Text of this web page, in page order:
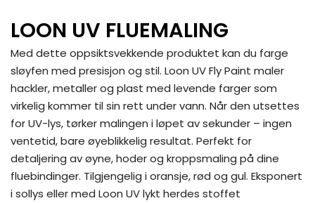
LOON UV FLUEMALING
Med dette oppsiktsvekkende produktet kan du farge
sløyfen med presisjon og stil. Loon UV Fly Paint maler
hackler, metaller og plast med levende farger som
virkelig kommer til sin rett under vann. Når den utsettes
for UV-lys, tørker malingen i løpet av sekunder – ingen
ventetid, bare øyeblikkelig resultat. Perfekt for
detaljering av øyne, hoder og kroppsmaling på dine
fluebindinger. Tilgjengelig i oransje, rød og gul. Eksponert
i sollys eller med Loon UV lykt herdes stoffet